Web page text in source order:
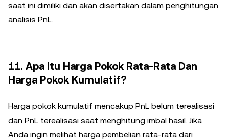
saat ini dimiliki dan akan disertakan dalam penghitungan
analisis PnL.
11. Apa Itu Harga Pokok Rata-Rata Dan
Harga Pokok Kumulatif?
Harga pokok kumulatif mencakup PnL belum terealisasi
dan PnL terealisasi saat menghitung imbal hasil. Jika
Anda ingin melihat harga pembelian rata-rata dari